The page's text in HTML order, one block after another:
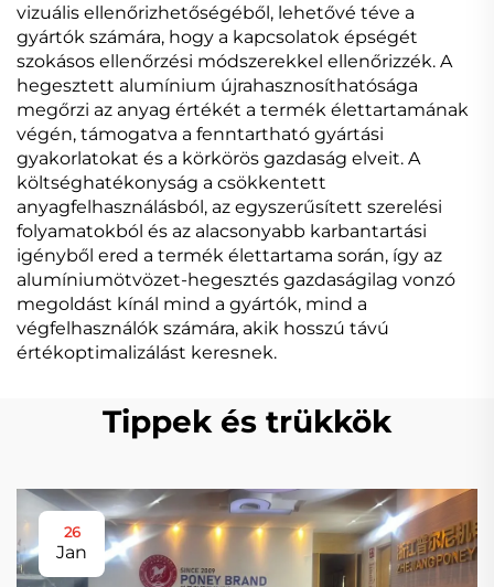
vizuális ellenőrizhetőségéből, lehetővé téve a
gyártók számára, hogy a kapcsolatok épségét
szokásos ellenőrzési módszerekkel ellenőrizzék. A
hegesztett alumínium újrahasznosíthatósága
megőrzi az anyag értékét a termék élettartamának
végén, támogatva a fenntartható gyártási
gyakorlatokat és a körkörös gazdaság elveit. A
költséghatékonyság a csökkentett
anyagfelhasználásból, az egyszerűsített szerelési
folyamatokból és az alacsonyabb karbantartási
igényből ered a termék élettartama során, így az
alumíniumötvözet-hegesztés gazdaságilag vonzó
megoldást kínál mind a gyártók, mind a
végfelhasználók számára, akik hosszú távú
értékoptimalizálást keresnek.
Tippek és trükkök
26
Jan